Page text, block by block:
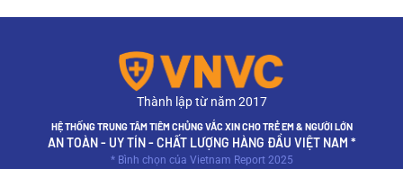
Thành lập từ năm 2017
HỆ THỐNG TRUNG TÂM TIÊM CHỦNG VẮC XIN CHO TRẺ EM & NGƯỜI LỚN
AN TOÀN - UY TÍN - CHẤT LƯỢNG HÀNG ĐẦU VIỆT NAM *
* Bình chọn của Vietnam Report 2025